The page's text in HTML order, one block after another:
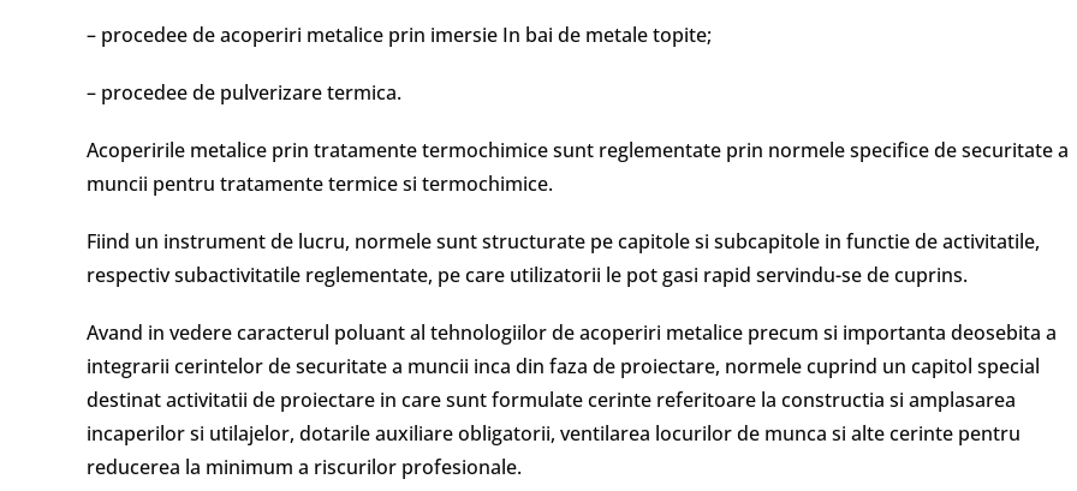
– procedee de acoperiri metalice prin imersie In bai de metale topite;
– procedee de pulverizare termica.
Acoperirile metalice prin tratamente termochimice sunt reglementate prin normele specifice de securitate a
muncii pentru tratamente termice si termochimice.
Fiind un instrument de lucru, normele sunt structurate pe capitole si subcapitole in functie de activitatile,
respectiv subactivitatile reglementate, pe care utilizatorii le pot gasi rapid servindu-se de cuprins.
Avand in vedere caracterul poluant al tehnologiilor de acoperiri metalice precum si importanta deosebita a
integrarii cerintelor de securitate a muncii inca din faza de proiectare, normele cuprind un capitol special
destinat activitatii de proiectare in care sunt formulate cerinte referitoare la constructia si amplasarea
incaperilor si utilajelor, dotarile auxiliare obligatorii, ventilarea locurilor de munca si alte cerinte pentru
reducerea la minimum a riscurilor profesionale.